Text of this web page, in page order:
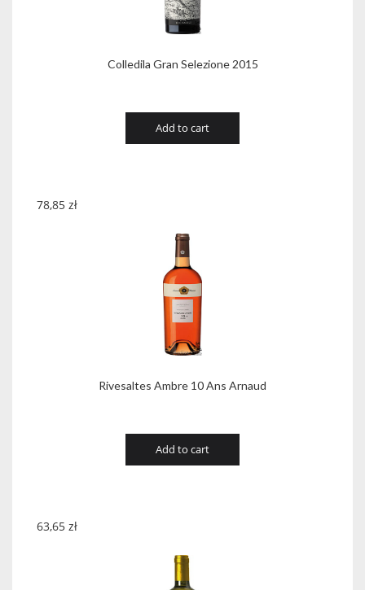
Colledila Gran Selezione 2015
Add to cart
Rivesaltes Ambre 10 Ans Arnaud
78,85 zł
Add to cart
63,65 zł